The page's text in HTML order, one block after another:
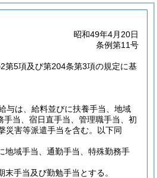
昭和49年4月20日
条例第11号
第5項及び第204条第3項の規定に基
与は、給料並びに扶養手当、地域
当、宿日直手当、管理職手当、初
災害等派遣手当を含む。以下同
地域手当、通勤手当、特殊勤務手
末手当及び勤勉手当とする。